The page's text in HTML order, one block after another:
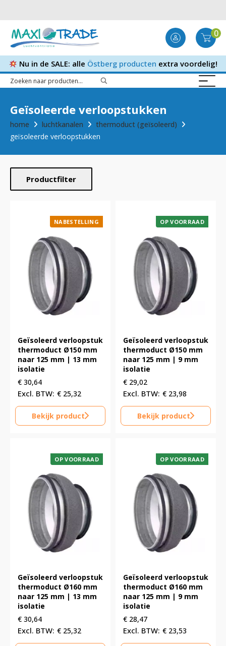
0
Nu in de SALE: alle Östberg producten extra voordelig!
Geïsoleerde verloopstukken
home luchtkanalen
thermoduct (geïsoleerd)
geïsoleerde verloopstukken
Productfilter
NABESTELLING
Geïsoleerd verloopstuk
thermoduct Ø150 mm
naar 125 mm | 13 mm
isolatie
€ 30,64
€ 25,32
Bekijk product
OP VOORRAAD
Geïsoleerd verloopstuk
thermoduct Ø150 mm
naar 125 mm | 9 mm
isolatie
€ 29,02
€ 23,98
Bekijk product
OP VOORRAAD
Geïsoleerd verloopstuk
thermoduct Ø160 mm
naar 125 mm | 13 mm
isolatie
€ 30,64
€ 25,32
OP VOORRAAD
Geïsoleerd verloopstuk
thermoduct Ø160 mm
naar 125 mm | 9 mm
isolatie
€ 28,47
€ 23,53